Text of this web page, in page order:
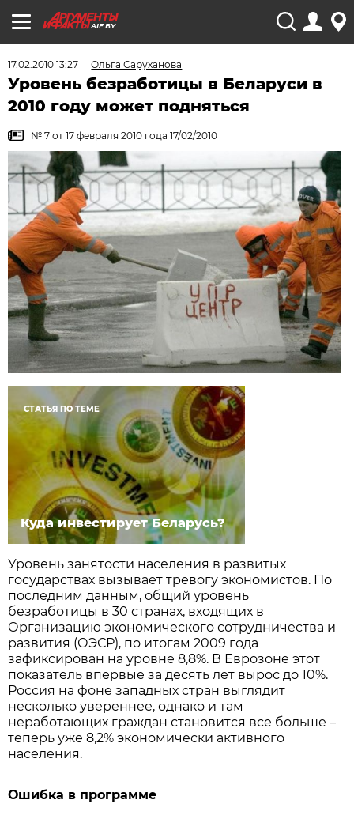
AIF.BY
17.02.2010 13:27 Ольга Саруханова
Уровень безработицы в Беларуси в
2010 году может подняться
№ 7 от 17 февраля 2010 года 17/02/2010
СТАТЬЯ ПО ТЕМЕ
Куда инвестирует Беларусь?
Уровень занятости населения в развитых
государствах вызывает тревогу экономистов. По
последним данным, общий уровень
безработицы в 30 странах, входящих в
Организацию экономического сотрудничества и
развития (ОЭСР), по итогам 2009 года
зафиксирован на уровне 8,8%. В Еврозоне этот
показатель впервые за десять лет вырос до 10%.
Россия на фоне западных стран выглядит
несколько увереннее, однако и там
неработающих граждан становится все больше –
теперь уже 8,2% экономически активного
населения.
Ошибка в программе